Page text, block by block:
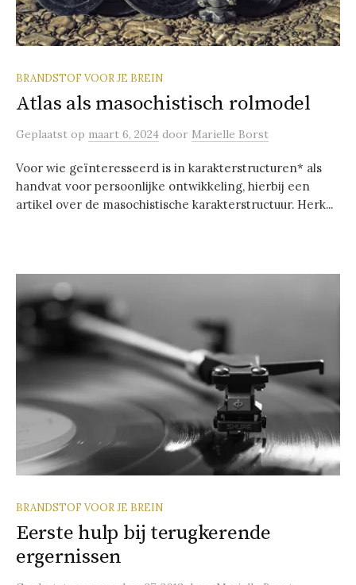
BRANDSTOF VOOR JE BREIN
Atlas als masochistisch rolmodel
Geplaatst op maart 6, 2024 door Marielle Borst
Voor wie geïnteresseerd is in karakterstructuren* als
handvat voor persoonlijke ontwikkeling, hierbij een
artikel over de masochistische karakterstructuur. Herk...
BRANDSTOF VOOR JE BREIN
Eerste hulp bij terugkerende
ergernissen